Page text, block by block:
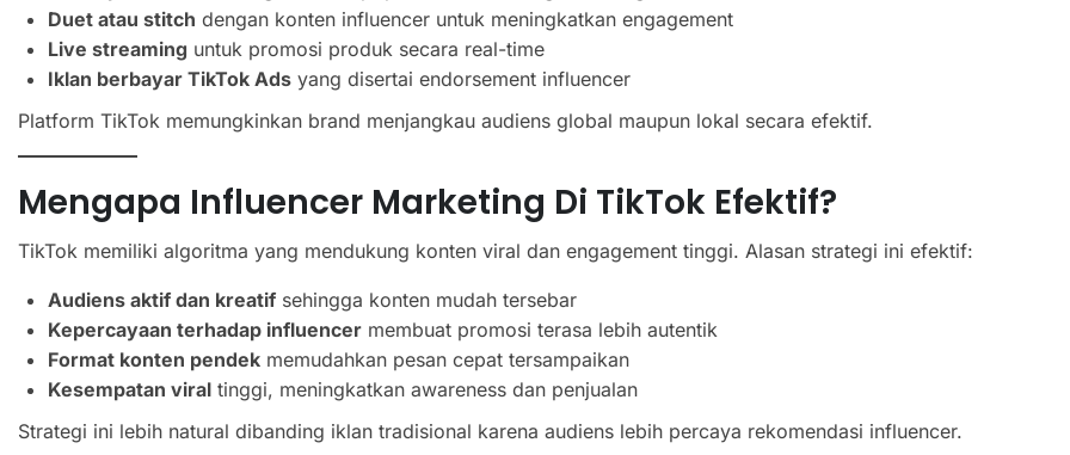
Duet atau stitch dengan konten influencer untuk meningkatkan engagement
Live streaming untuk promosi produk secara real-time
Iklan berbayar TikTok Ads yang disertai endorsement influencer
Platform TikTok memungkinkan brand menjangkau audiens global maupun lokal secara efektif.
Mengapa Influencer Marketing Di TikTok Efektif?
TikTok memiliki algoritma yang mendukung konten viral dan engagement tinggi. Alasan strategi ini efektif:
Audiens aktif dan kreatif sehingga konten mudah tersebar
Kepercayaan terhadap influencer membuat promosi terasa lebih autentik
Format konten pendek memudahkan pesan cepat tersampaikan
Kesempatan viral tinggi, meningkatkan awareness dan penjualan
Strategi ini lebih natural dibanding iklan tradisional karena audiens lebih percaya rekomendasi influencer.